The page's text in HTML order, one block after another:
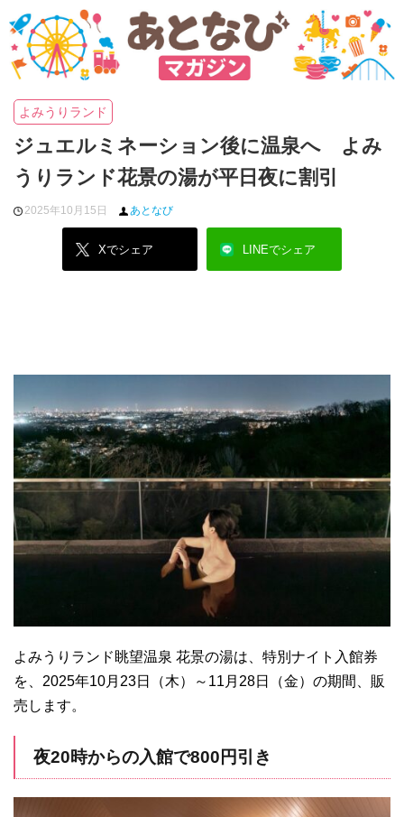
よみうりランド
ジュエルミネーション後に温泉へ よみ
うりランド花景の湯が平日夜に割引
2025年10月15日 あとなび
Xでシェア LINEでシェア
よみうりランド眺望温泉 花景の湯は、特別ナイト入館券
を、2025年10月23日（木）～11月28日（金）の期間、販
売します。
夜20時からの入館で800円引き